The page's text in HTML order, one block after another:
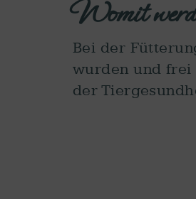
Womit
Bei der
wurden und frei
der